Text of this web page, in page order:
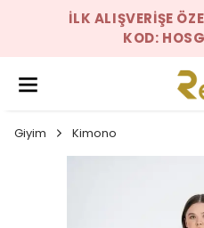
İLK ALIŞVERIŞE
KOD:
Giyim Kimono